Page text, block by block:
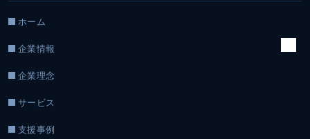
ホーム
企業情報
企業理念
サービス
支援事例